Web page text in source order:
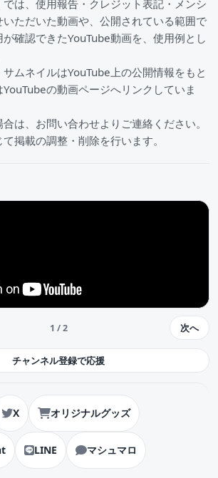
では、使用報告・クレジット表記・メンシ
いただいた動画や、公開されている範囲で
確認できたYouTube動画を、使用例とし
ムネイルはYouTube上の公開情報をもと
の動画ページへリンクしていま
は、お問い合わせよりご連絡ください。
掲載の調整・削除を行います。
1 / 2 次へ
チャンネル登録で応援
X オリジナルグッズ
LINE マシュマロ